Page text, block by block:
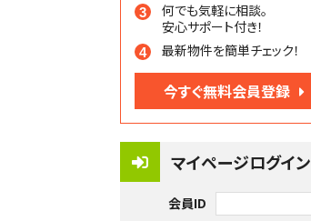
何でも気軽に相談。
安心サポート付き！
最新物件を簡単チェック！
今すぐ無料会員登録
マイページログイン
会員ID